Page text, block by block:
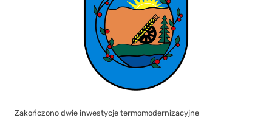
Zakończono dwie inwestycje termomodernizacyjne